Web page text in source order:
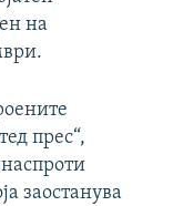
на
прес“,
заостанува